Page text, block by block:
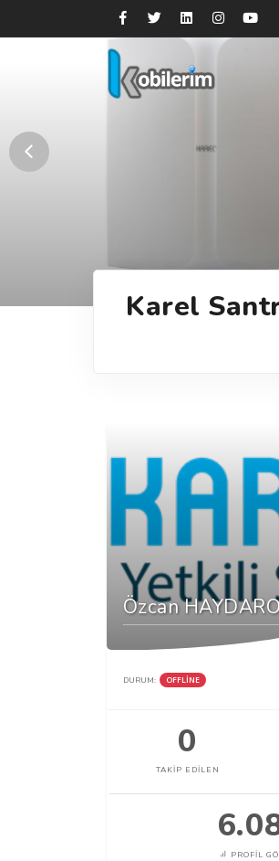
Karel
Özcan
DURUM: OFFLINE
0
TAKIP EDILEN
PROFIL